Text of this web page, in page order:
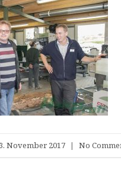
November 2017 | No